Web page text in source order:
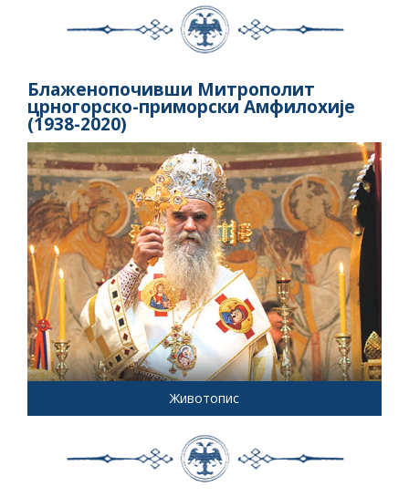
Блаженопочивши Митрополит
црногорско-приморски Амфилохије
(1938-2020)
Животопис